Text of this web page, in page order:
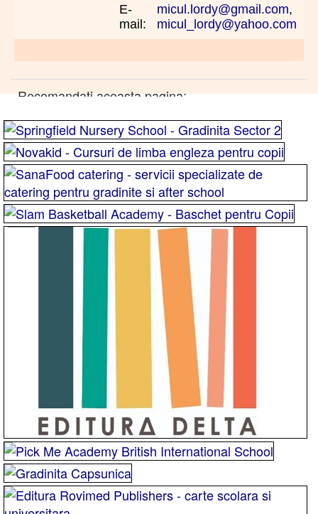
E-
mail:
micul.lordy@gmail.com,
micul_lordy@yahoo.com
Recomandati aceasta pagina: